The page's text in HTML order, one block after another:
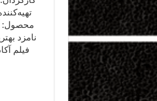
نامزد